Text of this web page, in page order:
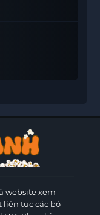
website xem
liên tục các bộ